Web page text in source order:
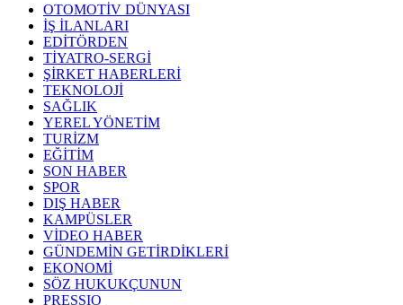
OTOMOTİV DÜNYASI
İŞ İLANLARI
EDİTÖRDEN
TİYATRO-SERGİ
ŞİRKET HABERLERİ
TEKNOLOJİ
SAĞLIK
YEREL YÖNETİM
TURİZM
EĞİTİM
SON HABER
SPOR
DIŞ HABER
KAMPÜSLER
VİDEO HABER
GÜNDEMİN GETİRDİKLERİ
EKONOMİ
SÖZ HUKUKÇUNUN
PRESSIO